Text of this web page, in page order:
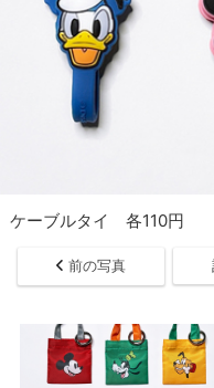
ケーブルタイ 各110円
前の写真